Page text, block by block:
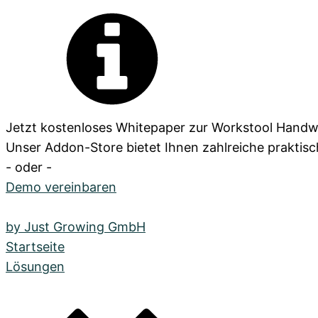
Jetzt kostenloses Whitepaper zur Workstool
Unser Addon-Store bietet Ihnen zahlreiche
- oder -
Demo vereinbaren
by Just Growing GmbH
Startseite
Lösungen